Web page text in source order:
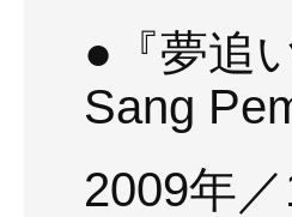
●『夢追
Sang
2009年